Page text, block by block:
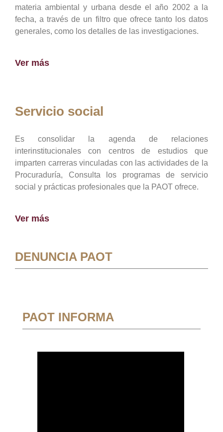
materia ambiental y urbana desde el año 2002 a la
fecha, a través de un filtro que ofrece tanto los datos
generales, como los detalles de las investigaciones.
Ver más
Servicio social
Es consolidar la agenda de relaciones
interinstitucionales con centros de estudios que
imparten carreras vinculadas con las actividades de la
Procuraduría, Consulta los programas de servicio
social y prácticas profesionales que la PAOT ofrece.
Ver más
DENUNCIA PAOT
PAOT INFORMA